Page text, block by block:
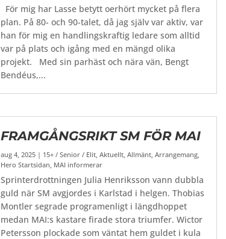
För mig har Lasse betytt oerhört mycket på flera
plan. På 80- och 90-talet, då jag själv var aktiv, var
han för mig en handlingskraftig ledare som alltid
var på plats och igång med en mängd olika
projekt. Med sin parhäst och nära vän, Bengt
Bendéus,...
FRAMGÅNGSRIKT SM FÖR MAI
aug 4, 2025 | 15+ / Senior / Elit ,Aktuellt ,Allmänt ,Arrangemang
Hero Startsidan MAI informerar
Sprinterdrottningen Julia Henriksson vann dubbla
guld när SM avgjordes i Karlstad i helgen. Thobias
Montler segrade programenligt i längdhoppet
medan MAI:s kastare firade stora triumfer. Wictor
Petersson plockade som väntat hem guldet i kula